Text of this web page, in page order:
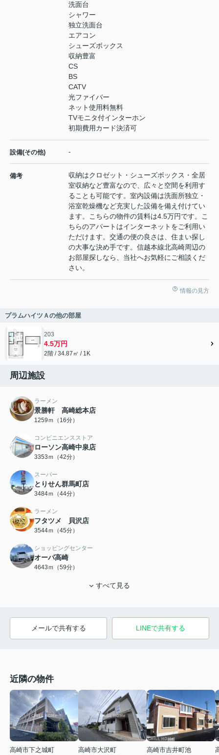
洗面台
シャワー
独立洗面台
エアコン
シューズボックス
収納豊富
CS
BS
CATV
光ファイバー
ネット使用料無料
TVモニタ付インターホン
初期費用カード決済可
設備(その他) -
備考
収納はクロゼット・シューズボックス・全居
室収納など豊富なので、広々と空間を利用す
ることも可能です。室内設備は洗面所独立・
浴室乾燥機など充実した設備を備え付けてい
ます。こちらの物件の賃料は4.5万円です。こ
ちらのアパートはインターネットをご利用い
ただけます。交通の便の良さは、住まい探し
の大事な決め手です。信越本線北高崎周辺の
お部屋探しなら、当社へお気軽にご相談くだ
さい。
情報の見方
プラムハイツＡの他の部屋
203
4.5万円
2階 / 34.87㎡ / 1K
周辺施設
ラーメン
景勝軒 高崎総本店
1259ｍ（16分）
コンビニエンスストア
ローソン高崎中泉店
3353ｍ（42分）
スーパー
とりせん群馬町店
3484ｍ（44分）
ラーメン
フタツメ 貝沢店
3544ｍ（45分）
ショッピングセンター
オーパ高崎
4643ｍ（59分）
すべて見る
メールで共有する LINEで共有する
近隣の物件
高崎市下之城町
高崎市大沢町
高崎市吉井町池